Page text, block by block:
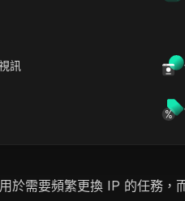
訊
擇。他們的計劃針對個人和
需要頻繁更換 IP 的任務，